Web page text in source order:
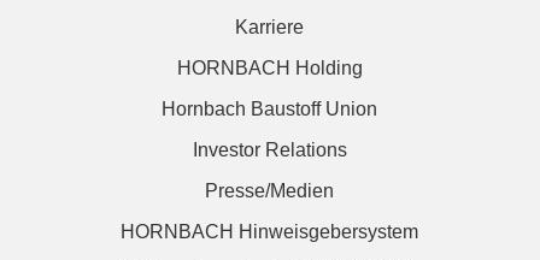
Karriere
HORNBACH Holding
Hornbach Baustoff Union
Investor Relations
Presse/Medien
HORNBACH Hinweisgebersystem